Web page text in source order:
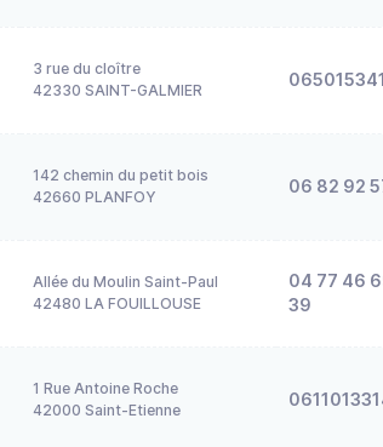
3 rue du cloître
42330 SAINT-GALMIER
142 chemin du petit bois
42660 PLANFOY
06 82 92
Allée du Moulin Saint-Paul
42480 LA FOUILLOUSE
04 77 46
39
1 Rue Antoine Roche
42000 Saint-Etienne